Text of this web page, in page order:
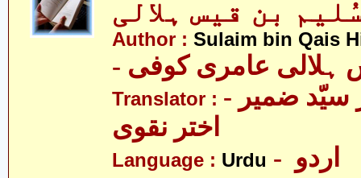
بن قیس ہلالی
Author : Sulaim bin Qais
ہلالی عامری کوفی
Translator : - علامہ ڈاکٹر سیّد ضمیر
اختر نقوی
Language : Urdu